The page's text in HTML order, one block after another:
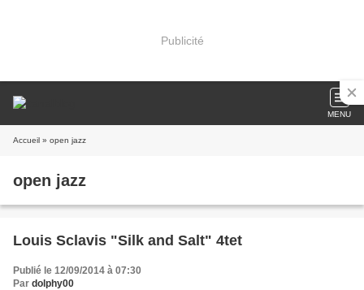
Publicité
MENU
Accueil » open jazz
open jazz
Louis Sclavis "Silk and Salt" 4tet
Publié le 12/09/2014 à 07:30
Par dolphy00